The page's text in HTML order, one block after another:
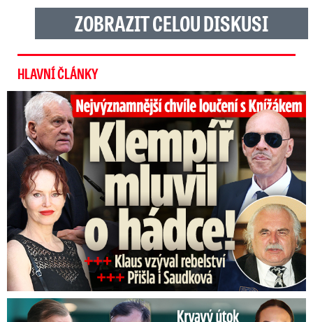
ZOBRAZIT CELOU DISKUSI
HLAVNÍ ČLÁNKY
Top momenty pohřbu Knížáka: Dojatý Klempíř, Pospíšil s Medou
Útok na Jaromíra Soukupa: Reakce Agáty na zmlácení jejího ex